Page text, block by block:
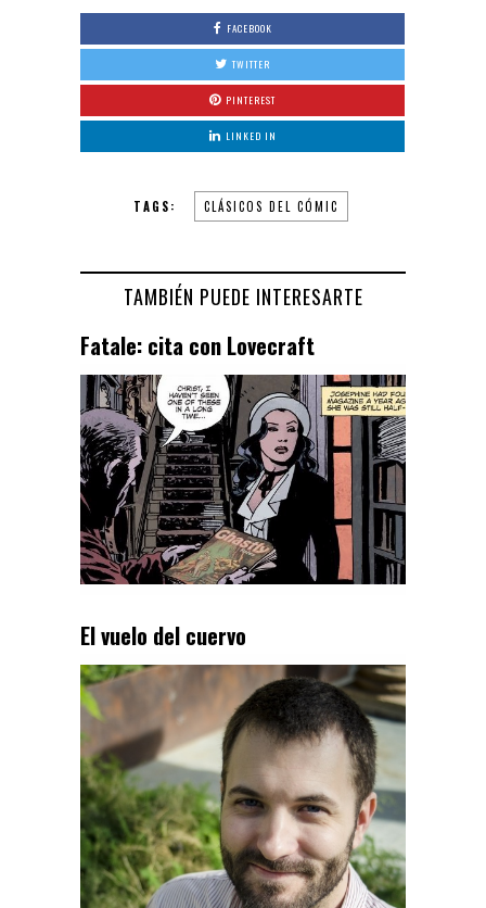
FACEBOOK
TWITTER
PINTEREST
LINKED IN
TAGS: CLÁSICOS DEL CÓMIC
TAMBIÉN PUEDE INTERESARTE
Fatale: cita con Lovecraft
El vuelo del cuervo